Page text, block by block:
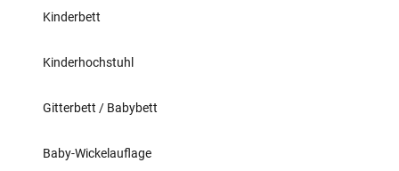
Kinderbett
Kinderhochstuhl
Gitterbett / Babybett
Baby-Wickelauflage